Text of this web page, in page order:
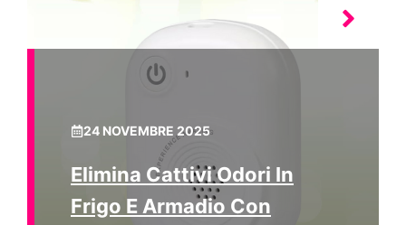
24 NOVEMBRE 2025
Elimina Cattivi Odori In
Frigo E Armadio Con